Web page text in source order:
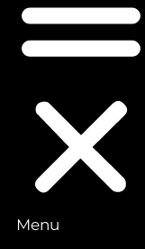
Menu